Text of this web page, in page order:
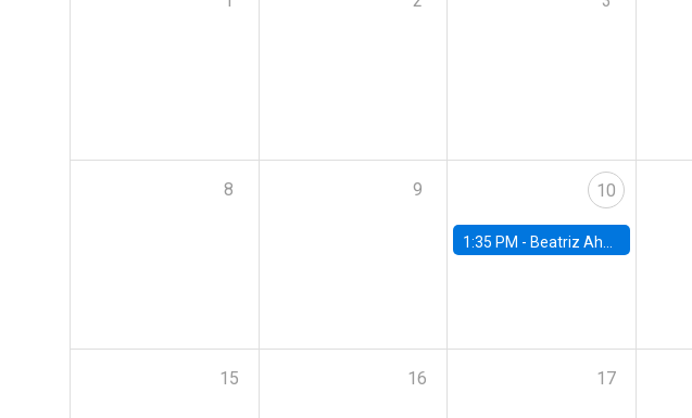
8 9 10
1:35 PM - Beatriz Ahumada, PhD candidate, Universidad de Pittsburgh
15 16 17